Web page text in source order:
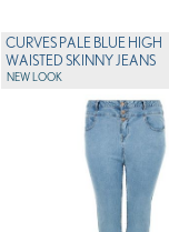
CURVES PALE BLUE HIGH
WAISTED SKINNY JEANS
NEW LOOK